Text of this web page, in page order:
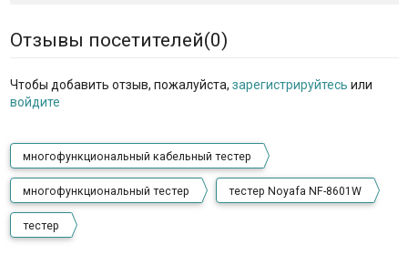
Отзывы посетителей(0)
Чтобы добавить отзыв, пожалуйста, зарегистрируйтесь или
войдите
многофункциональный кабельный тестер
многофункциональный тестер тестер Noyafa NF-8601W
тестер